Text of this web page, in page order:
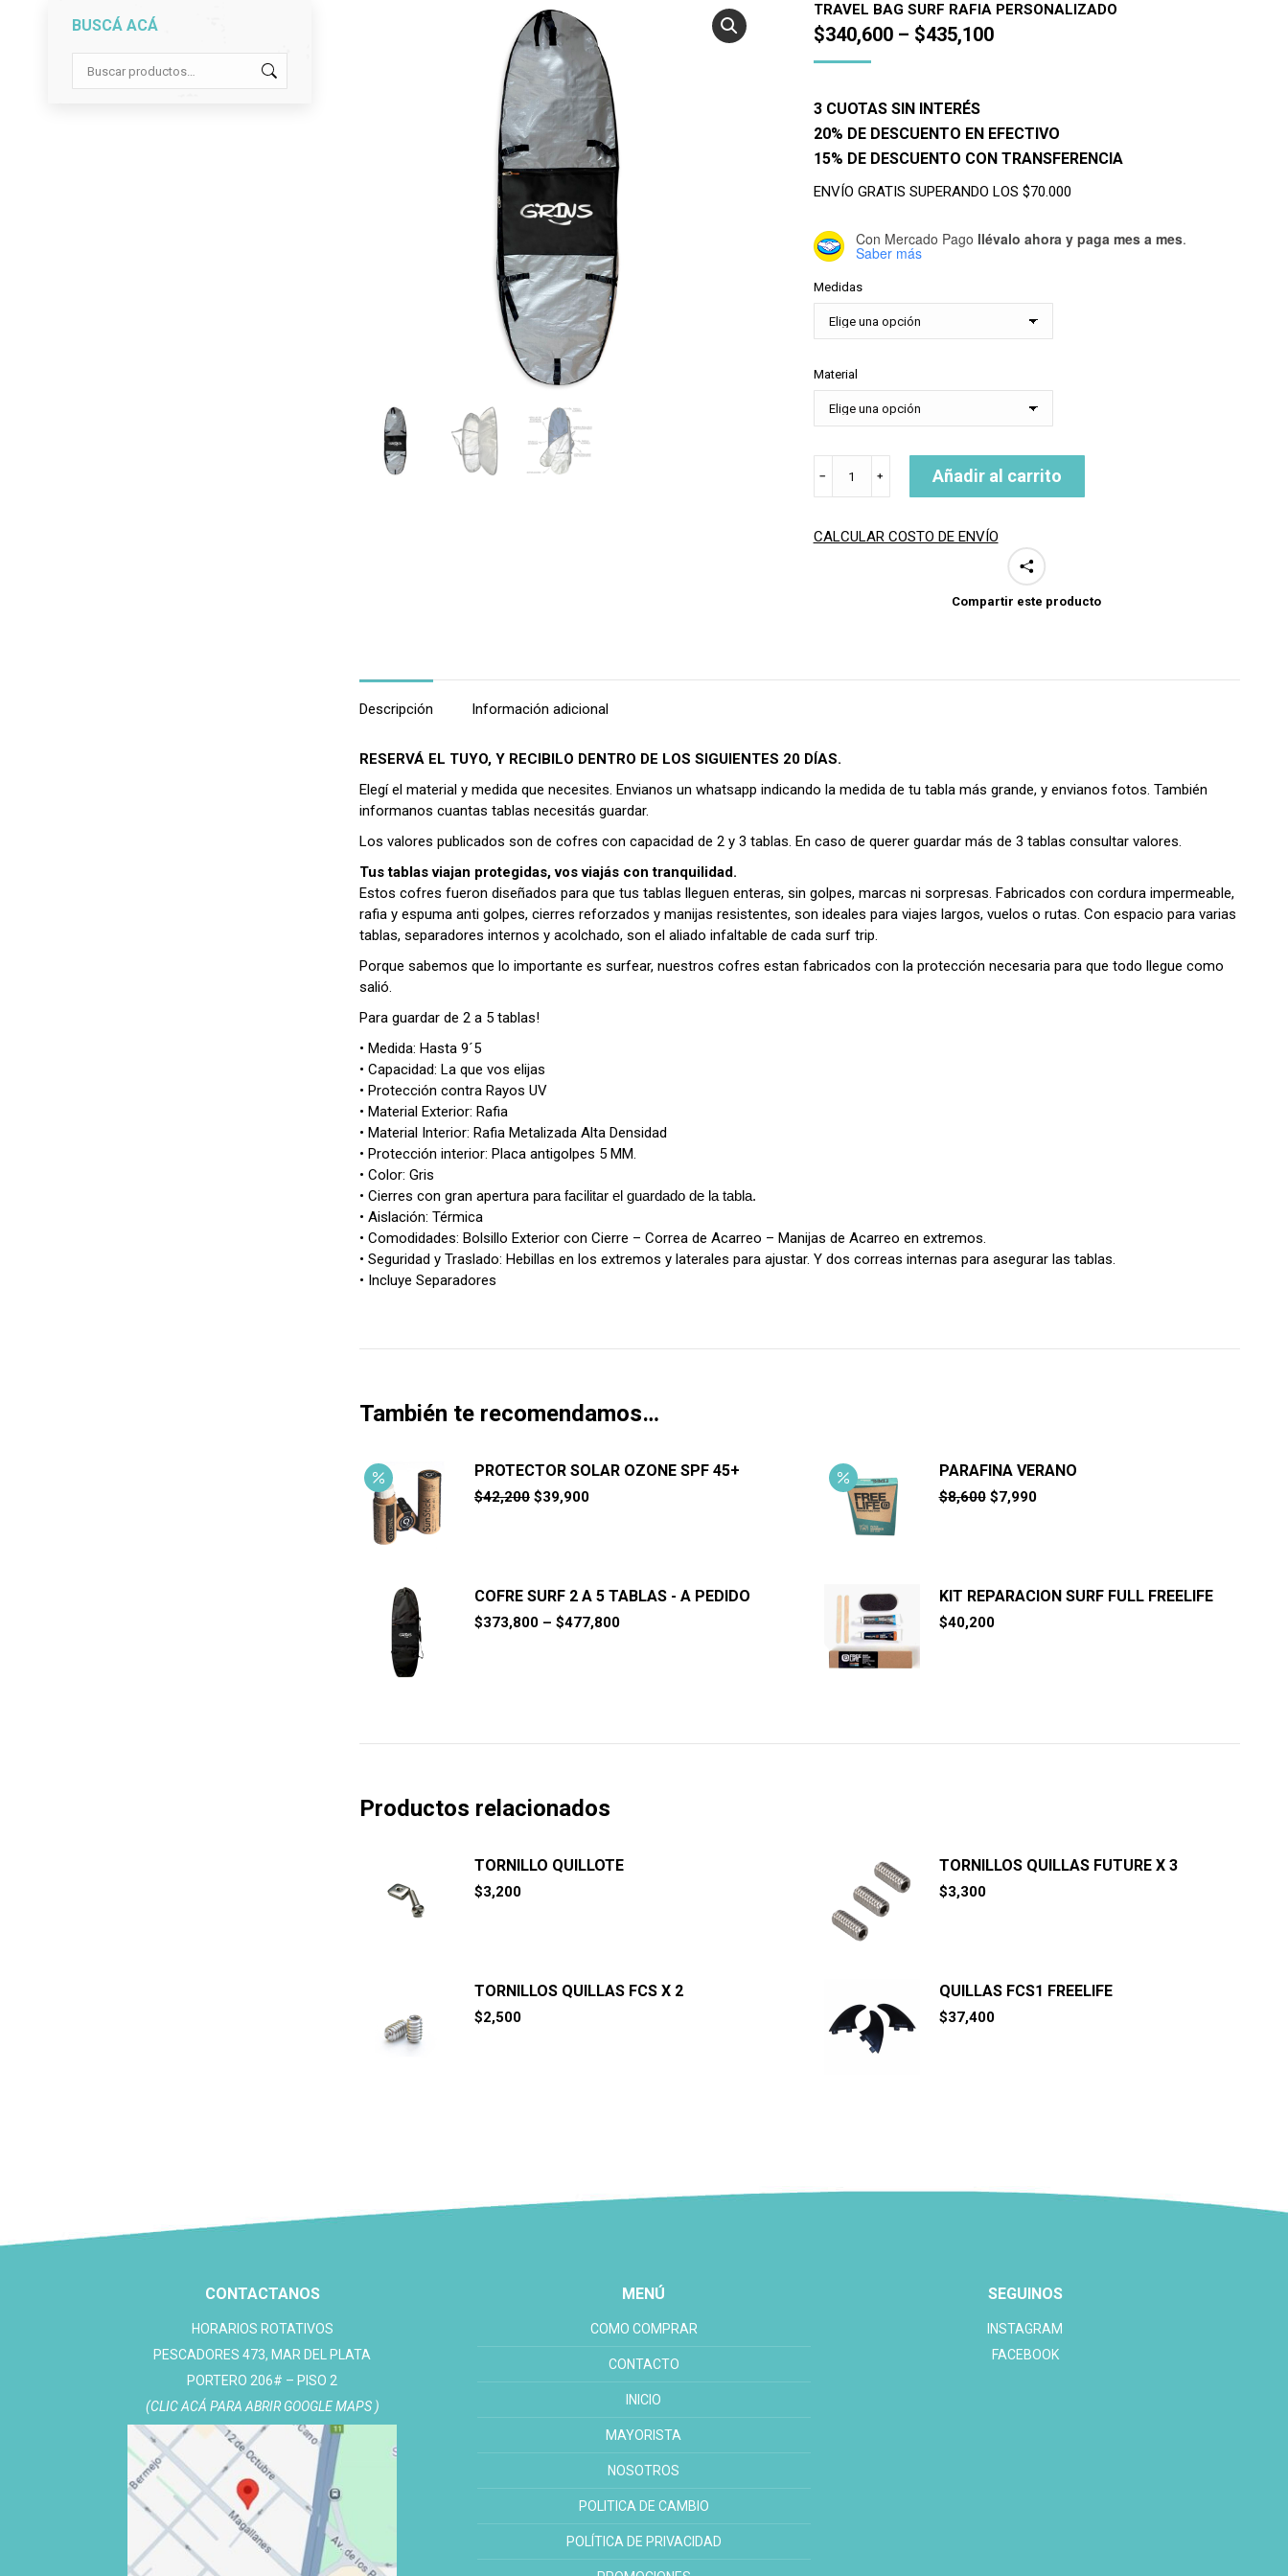
TRAVEL BAG SURF RAFIA PERSONALIZADO
$340,600– $435,100
3 CUOTAS SIN INTERÉS
20% DE DESCUENTO EN EFECTIVO
15% DE DESCUENTO CON TRANSFERENCIA
ENVÍO GRATIS SUPERANDO LOS $70.000
Con Mercado Pago llévalo ahora y paga mes a mes.
Saber más
Medidas
Material
A
5
﹣ ﹢ Añadir al carrito
CALCULAR COSTO DE ENVÍO
Compartir este producto
Descripción Información adicional
RESERVÁ EL TUYO, Y RECIBILO DENTRO DE LOS SIGUIENTES 20 DÍAS.
Elegí el material y medida que necesites. Envianos un whatsapp indicando la medida de tu tabla más grande, y envianos fotos. También
informanos cuantas tablas necesitás guardar.
Los valores publicados son de cofres con capacidad de 2 y 3 tablas. En caso de querer guardar más de 3 tablas consultar valores.
Tus tablas viajan protegidas, vos viajás con tranquilidad.
Estos cofres fueron diseñados para que tus tablas lleguen enteras, sin golpes, marcas ni sorpresas. Fabricados con cordura impermeable,
rafia y espuma anti golpes, cierres reforzados y manijas resistentes, son ideales para viajes largos, vuelos o rutas. Con espacio para varias
tablas, separadores internos y acolchado, son el aliado infaltable de cada surf trip.
Porque sabemos que lo importante es surfear, nuestros cofres estan fabricados con la protección necesaria para que todo llegue como
salió.
Para guardar de 2 a 5 tablas!
• Medida: Hasta 9´5
• Capacidad: La que vos elijas
• Protección contra Rayos UV
• Material Exterior: Rafia
• Material Interior: Rafia Metalizada Alta Densidad
• Protección interior: Placa antigolpes 5 MM.
• Color: Gris
• Cierres con gran apertura para facilitar el guardado de la tabla.
• Aislación: Térmica
• Comodidades: Bolsillo Exterior con Cierre – Correa de Acarreo – Manijas de Acarreo en extremos.
• Seguridad y Traslado: Hebillas en los extremos y laterales para ajustar. Y dos correas internas para asegurar las tablas.
• Incluye Separadores
También te recomendamos…
PROTECTOR SOLAR OZONE SPF 45+
$42,200 El
$39,900El
PARAFINA VERANO
$8,600 El
$7,990El
COFRE SURF 2 A 5 TABLAS - A PEDIDO
$373,800 – $477,800
KIT REPARACION SURF FULL FREELIFE
$40,200
Productos relacionados
TORNILLO QUILLOTE
$3,200
TORNILLOS QUILLAS FUTURE X 3
$3,300
TORNILLOS QUILLAS FCS X 2
$2,500
QUILLAS FCS1 FREELIFE
$37,400
BUSCÁ ACÁ
CONTACTANOS
HORARIOS ROTATIVOS
PESCADORES 473, MAR DEL PLATA
PORTERO 206# – PISO 2
(CLIC ACÁ PARA ABRIR GOOGLE MAPS )
MENÚ
COMO COMPRAR
CONTACTO
INICIO
MAYORISTA
NOSOTROS
POLITICA DE CAMBIO
POLÍTICA DE PRIVACIDAD
SEGUINOS
INSTAGRAM
FACEBOOK